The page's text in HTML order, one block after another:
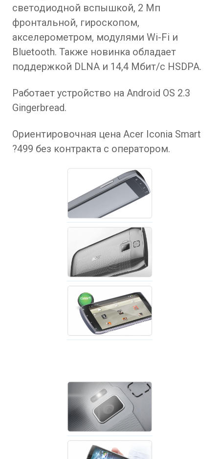
светодиодной вспышкой, 2 Мп
фронтальной, гироскопом,
акселерометром, модулями Wi-Fi и
Bluetooth. Также новинка обладает
поддержкой DLNA и 14,4 Мбит/с HSDPA.
Работает устройство на Android OS 2.3
Gingerbread.
Ориентировочная цена Acer Iconia Smart
?499 без контракта с оператором.